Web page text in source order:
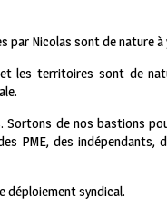
par Nicolas sont de nature à
les territoires sont de
de nos bastions
PME, des
déploiement syndical.